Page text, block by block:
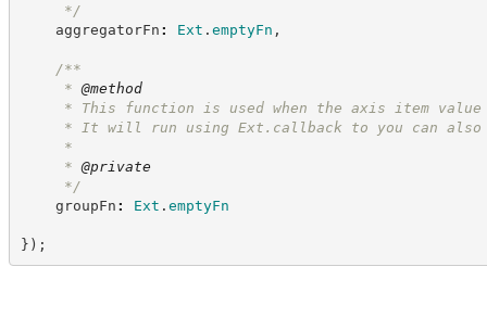
*/
aggregatorFn : Ext . emptyFn ,
/**
* @method
* This function is used when the axis item value
* It will run using Ext.callback to you can also
*
* @private
*/
groupFn : Ext . emptyFn
} ) ;